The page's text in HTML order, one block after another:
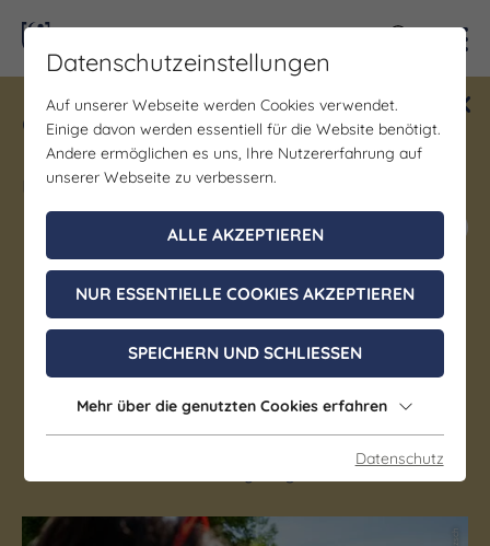
Gewinne ein Blind Date mit Saale-
Unstrut! Teilnahme vom 1.7. - 18.12.
möglich.
Jetzt mitmachen
“fizzyFRIDAY meets
Winzerfest"
11. September 2026, 16:00 - 22:00 Uhr
Datenschutzeinstellungen
Auf unserer Webseite werden Cookies verwendet.
Einige davon werden essentiell für die Website benötigt.
Andere ermöglichen es uns, Ihre Nutzererfahrung auf
unserer Webseite zu verbessern.
ALLE AKZEPTIEREN
NUR ESSENTIELLE COOKIES AKZEPTIEREN
SPEICHERN UND SCHLIESSEN
Mehr über die genutzten Cookies erfahren
Datenschutz